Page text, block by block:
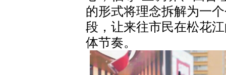
的形式将理念拆解为一
段，让来往市民在松花
体节奏。